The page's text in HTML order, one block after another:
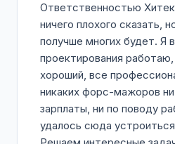
Ответственностью
ничего плохого сказать,
получше многих будет. Я
проектирования
хороший, все
никаких форс-мажоров
зарплаты, ни по поводу
удалось сюда